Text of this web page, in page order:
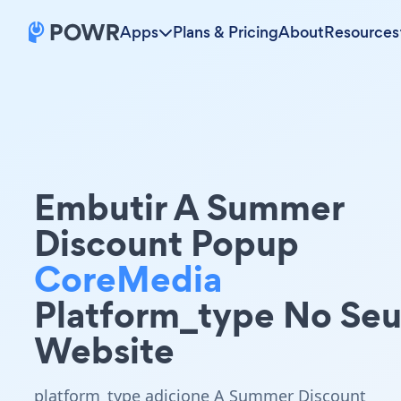
Apps Plans & PricingAboutResources
Embutir A Summer
Discount Popup
CoreMedia
Platform_type No Seu
Website
platform_type adicione A Summer Discount